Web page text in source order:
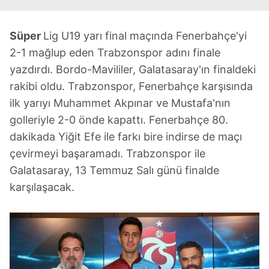
Süper Lig U19 yarı final maçında Fenerbahçe'yi
2-1 mağlup eden Trabzonspor adını finale
yazdırdı. Bordo-Mavililer, Galatasaray'ın finaldeki
rakibi oldu. Trabzonspor, Fenerbahçe karşısında
ilk yarıyı Muhammet Akpınar ve Mustafa'nın
golleriyle 2-0 önde kapattı. Fenerbahçe 80.
dakikada Yiğit Efe ile farkı bire indirse de maçı
çevirmeyi başaramadı. Trabzonspor ile
Galatasaray, 13 Temmuz Salı günü finalde
karşılaşacak.